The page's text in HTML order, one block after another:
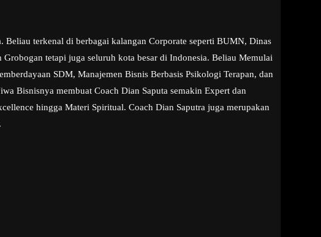
terkenal di berbagai kalangan Corporate seperti BUMN, Dinas
tetapi juga seluruh kota besar di Indonesia. Beliau Memulai
SDM, Manajemen Bisnis Berbasis Psikologi Terapan, dan
Bisnisnya membuat Coach Dian Saputa semakin Expert dan
hingga Materi Spiritual. Coach Dian Saputra juga merupakan